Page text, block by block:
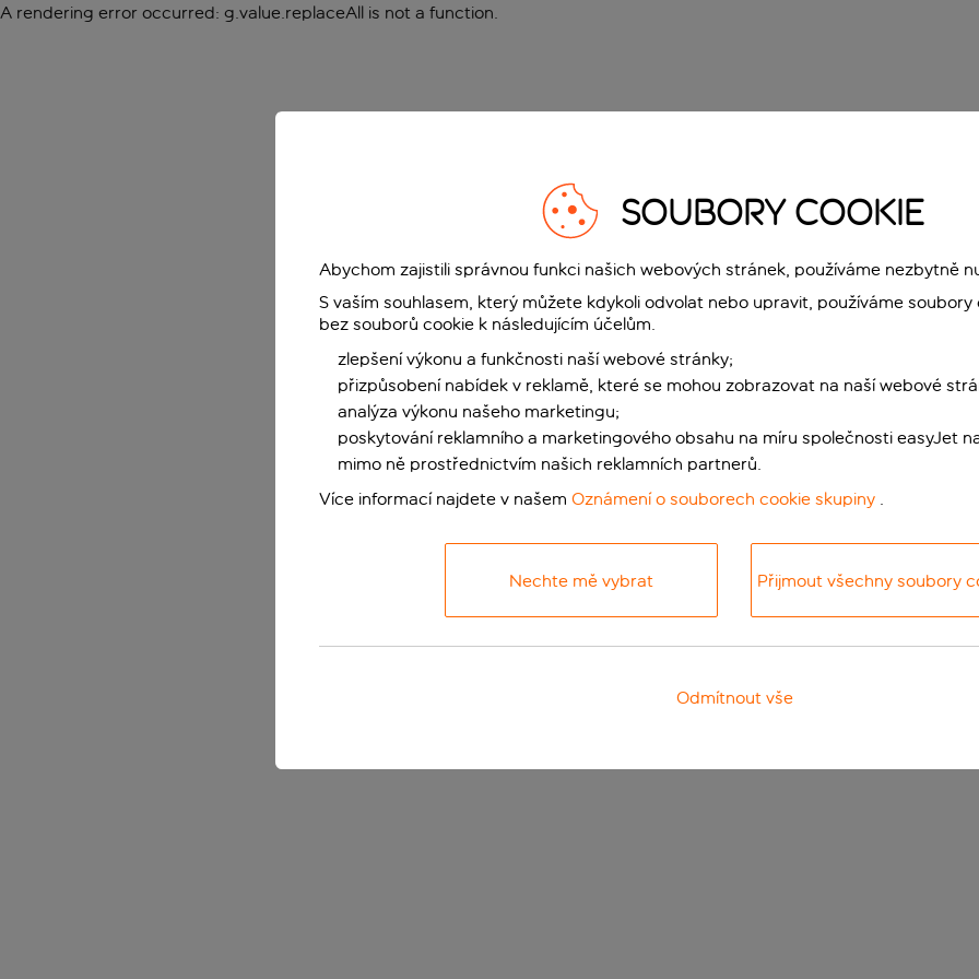
A rendering error occurred: g.value.replaceAll is not a function.
SOUBORY COOKIE
Abychom zajistili správnou funkci našich webových stránek, používáme nezbytně
S vaším souhlasem, který můžete kdykoli odvolat nebo upravit, používáme
bez souborů cookie k následujícím účelům.
zlepšení výkonu a funkčnosti naší webové stránky;
přizpůsobení nabídek v reklamě, které se mohou zobrazovat na naší webové
analýza výkonu našeho marketingu;
poskytování reklamního a marketingového obsahu na míru společnosti easyJet
mimo ně prostřednictvím našich reklamních partnerů.
Více informací najdete v našem Oznámení o souborech cookie skupiny .
Nechte mě vybrat Přijmout všechny soubory
Odmítnout vše